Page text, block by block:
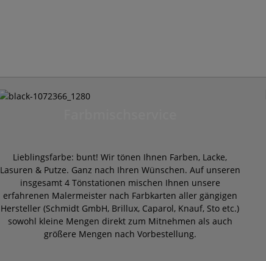
Lieblingsfarbe: bunt! Wir tönen Ihnen Farben, Lacke,
Lasuren & Putze. Ganz nach Ihren Wünschen. Auf unseren
insgesamt 4 Tönstationen mischen Ihnen unsere
erfahrenen Malermeister nach Farbkarten aller gängigen
Hersteller (Schmidt GmbH, Brillux, Caparol, Knauf, Sto etc.)
sowohl kleine Mengen direkt zum Mitnehmen als auch
größere Mengen nach Vorbestellung.